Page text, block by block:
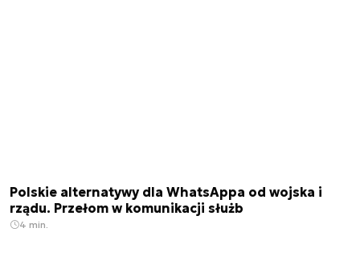
Polskie alternatywy dla WhatsAppa od wojska i
rządu. Przełom w komunikacji służb
4 min.